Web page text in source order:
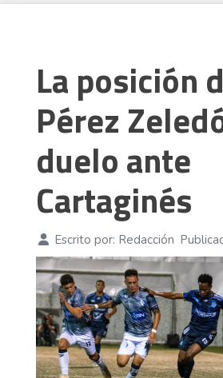
La posición
Pérez
duelo ante
Cartaginés
Escrito por: Redacción